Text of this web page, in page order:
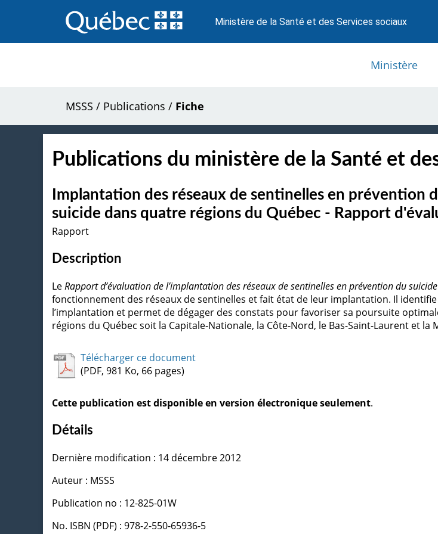
au
contenu
Ministère de la Santé et des Services sociaux
Ministère
MSSS / Publications / Fiche
Publications du ministère de la Santé et
Implantation des réseaux de sentinelles en prévention
suicide dans quatre régions du Québec - Rapport
Rapport
Description
LeRapport d’évaluation de l’implantation des réseaux de sentinelles en prévention du
fonctionnement des réseaux de sentinelles et fait état de leur implantation. Il
l’implantation et permet de dégager des constats pour favoriser sa poursuite
régions du Québec soit la Capitale-Nationale, la Côte-Nord, le Bas-Saint-Laurent et la
Télécharger ce document
(PDF, 981 Ko, 66 pages)
Cette publication est disponible en version électronique seulement.
Détails
Dernière modification : 14 décembre 2012
Auteur : MSSS
Publication no : 12-825-01W
No. ISBN (PDF) : 978-2-550-65936-5